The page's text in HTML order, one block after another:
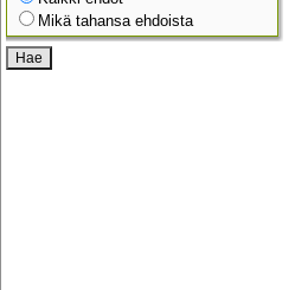
Mikä tahansa ehdoista